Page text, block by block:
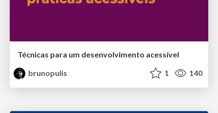
Técnicas para um desenvolvimento acessível
brunopulis
1 140